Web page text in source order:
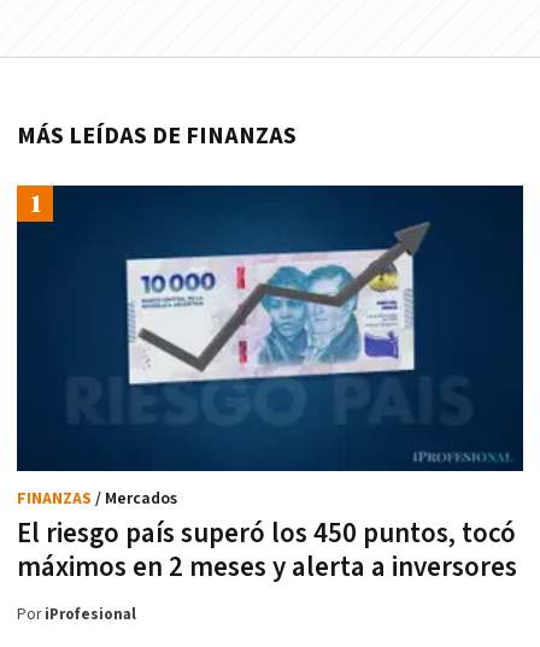
MÁS LEÍDAS DE FINANZAS
El riesgo país superó los 450 puntos, tocó
máximos en 2 meses y alerta a inversores
FINANZAS / Mercados
PoriProfesional